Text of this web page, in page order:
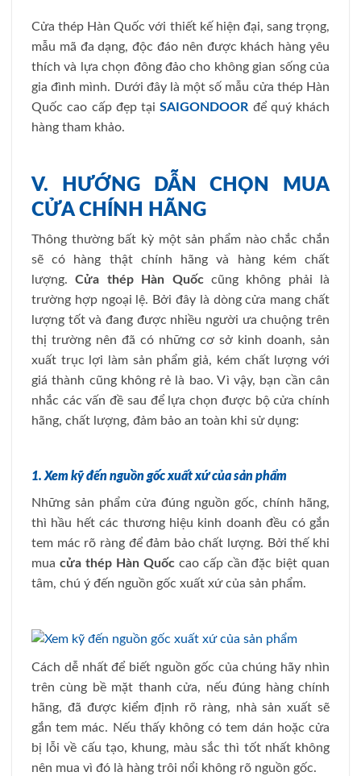
Cửa thép Hàn Quốc với thiết kế hiện đại, sang trọng,
mẫu mã đa dạng, độc đáo nên được khách hàng yêu
thích và lựa chọn đông đảo cho không gian sống của
gia đình mình. Dưới đây là một số mẫu cửa thép Hàn
Quốc cao cấp đẹp tạiSAIGONDOOR để quý khách
hàng tham khảo.
V. HƯỚNG DẪN CHỌN MUA
CỬA CHÍNH HÃNG
Thông thường bất kỳ một sản phẩm nào chắc chắn
sẽ có hàng thật chính hãng và hàng kém chất
lượng.Cửa thép Hàn Quốccũng không phải là
trường hợp ngoại lệ. Bởi đây là dòng cửa mang chất
lượng tốt và đang được nhiều người ưa chuộng trên
thị trường nên đã có những cơ sở kinh doanh, sản
xuất trục lợi làm sản phẩm giả, kém chất lượng với
giá thành cũng không rẻ là bao. Vì vậy, bạn cần cân
nhắc các vấn đề sau để lựa chọn được bộ cửa chính
hãng, chất lượng, đảm bảo an toàn khi sử dụng:
1. Xem kỹ đến nguồn gốc xuất xứ của sản phẩm
Những sản phẩm cửa đúng nguồn gốc, chính hãng,
thì hầu hết các thương hiệu kinh doanh đều có gắn
tem mác rõ ràng để đảm bảo chất lượng. Bởi thế khi
mua cửa thép Hàn Quốc cao cấp cần đặc biệt quan
tâm, chú ý đến nguồn gốc xuất xứ của sản phẩm.
Cách dễ nhất để biết nguồn gốc của chúng hãy nhìn
trên cùng bề mặt thanh cửa, nếu đúng hàng chính
hãng, đã được kiểm định rõ ràng, nhà sản xuất sẽ
gắn tem mác. Nếu thấy không có tem dán hoặc cửa
bị lỗi về cấu tạo, khung, màu sắc thì tốt nhất không
nên mua vì đó là hàng trôi nổi không rõ nguồn gốc.